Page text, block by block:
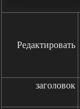
Редактировать
заголовок